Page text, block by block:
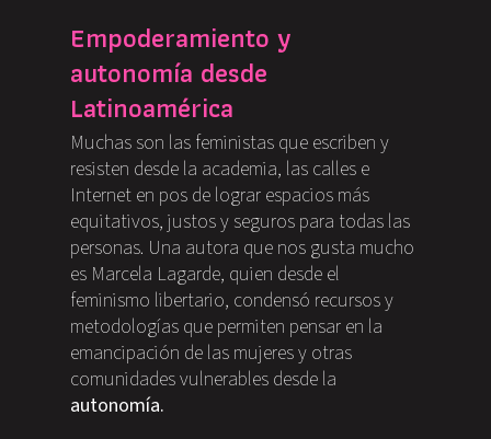
Empoderamiento y
autonomía desde
Latinoamérica
Muchas son las feministas que escriben y
resisten desde la academia, las calles e
Internet en pos de lograr espacios más
equitativos, justos y seguros para todas las
personas. Una autora que nos gusta mucho
es Marcela Lagarde, quien desde el
feminismo libertario, condensó recursos y
metodologías que permiten pensar en la
emancipación de las mujeres y otras
comunidades vulnerables desde la
autonomía.